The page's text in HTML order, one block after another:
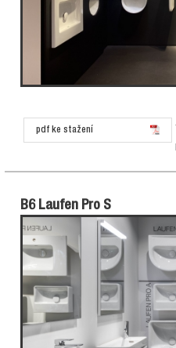
pdf ke stažení
B6 Laufen Pro S